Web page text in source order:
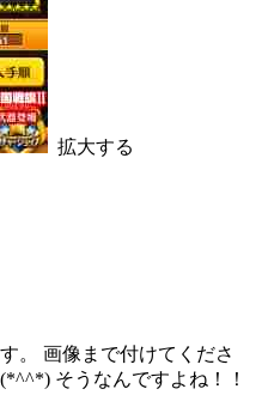
拡大する
。 画像まで付けてくださ
そうなんですよね！！